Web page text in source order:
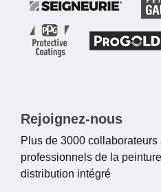
Rejoignez-nous
Plus de 3000
professionnels de la
distribution intégré